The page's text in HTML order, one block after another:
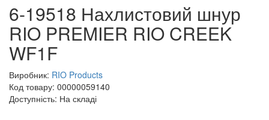
6-19518 Нахлистовий шнур
RIO PREMIER RIO CREEK
WF1F
Виробник: RIO Products
Код товару: 00000059140
Доступність: На складі